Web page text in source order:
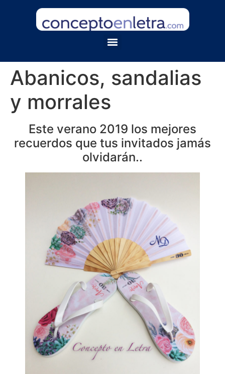
Abanicos, sandalias
y morrales
Este verano 2019 los mejores
recuerdos que tus invitados jamás
olvidarán..